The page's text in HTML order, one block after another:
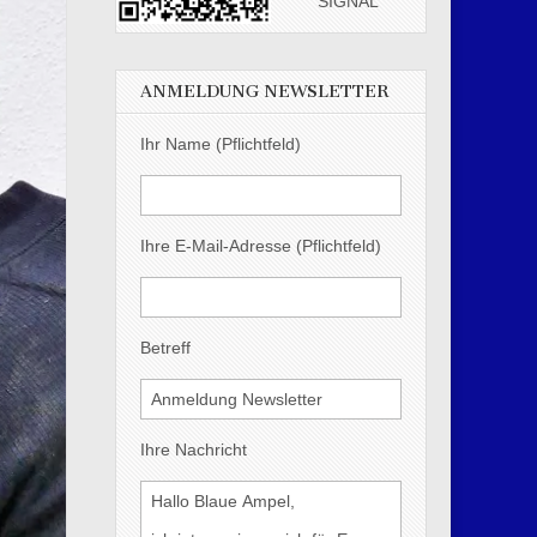
ANMELDUNG NEWSLETTER
Ihr Name (Pflichtfeld)
Ihre E-Mail-Adresse (Pflichtfeld)
Betreff
Ihre Nachricht